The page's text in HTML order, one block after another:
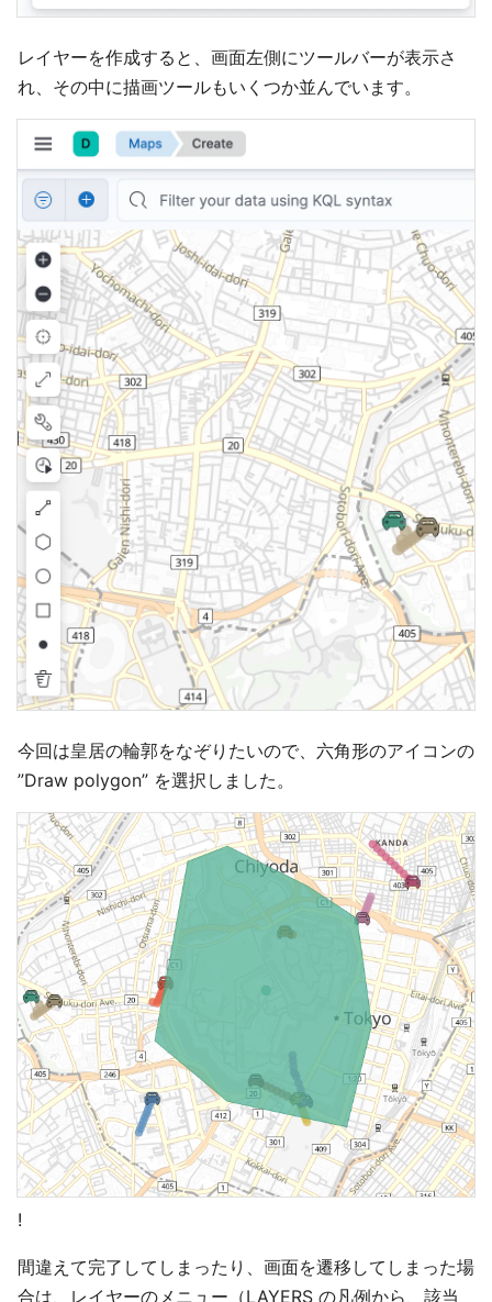
レイヤーを作成すると、画面左側にツールバーが表示さ
れ、その中に描画ツールもいくつか並んでいます。
今回は皇居の輪郭をなぞりたいので、六角形のアイコンの
”Draw polygon” を選択しました。
!
間違えて完了してしまったり、画面を遷移してしまった場
合は、レイヤーのメニュー（LAYERS の凡例から、該当